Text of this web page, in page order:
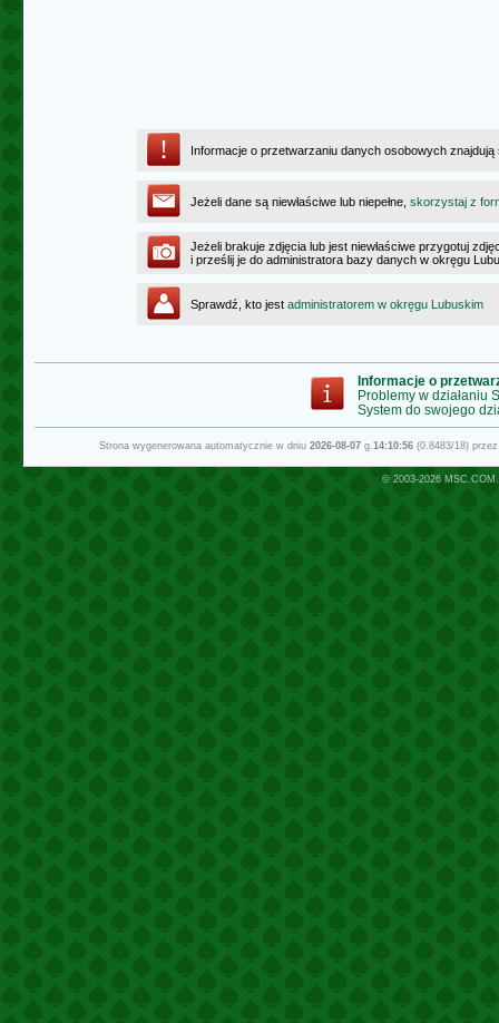
Informacje o przetwarzaniu danych osobowych
Jeżeli dane są niewłaściwe lub niepełne, skorzystaj z
Jeżeli brakuje zdjęcia lub jest niewłaściwe przygotuj
i prześlij je do administratora bazy danych w okręgu
Sprawdź, kto jest administratorem w okręgu Lubuskim
Informacje o
Problemy w działaniu
System do swojego
Strona wygenerowana automatycznie w dniu 2026-08-07g.14:10:56(0.8483/18)
© 2003-2026